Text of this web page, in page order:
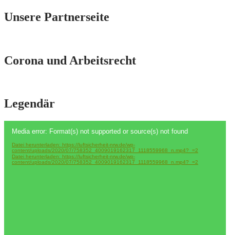
Unsere Partnerseite
Corona und Arbeitsrecht
Legendär
Player
Media error: Format(s) not supported or source(s) not found
Datei herunterladen: https://luftsicherheit-nrw.de/wp-
content/uploads/2020/07/758352_4009019162317_1118559968_n.mp4?_=2
Datei herunterladen: https://luftsicherheit-nrw.de/wp-
content/uploads/2020/07/758352_4009019162317_1118559968_n.mp4?_=2